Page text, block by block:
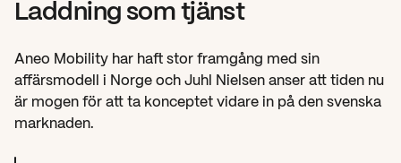
Laddning som tjänst
Aneo Mobility har haft stor framgång med sin
affärsmodell i Norge och Juhl Nielsen anser att tiden nu
är mogen för att ta konceptet vidare in på den svenska
marknaden.